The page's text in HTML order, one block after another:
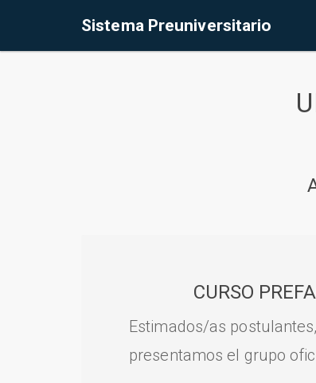
Sistema Preuniversitario
CURSO
Estimados/as
presentamos el grupo